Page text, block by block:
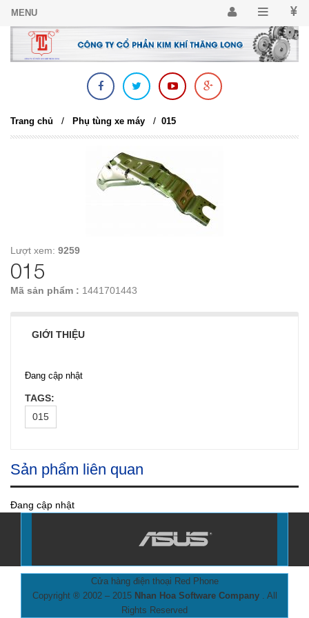
Trang chủ / Phụ tùng xe máy / 015
Lượt xem: 9259
015
Mã sản phẩm : 1441701443
GIỚI THIỆU
Đang cập nhật
TAGS:
015
Sản phẩm liên quan
Đang cập nhật
Cửa hàng điện thoại Red Phone
Copyright ® 2002 – 2015 Nhan Hoa Software Company . All
Rights Reserved